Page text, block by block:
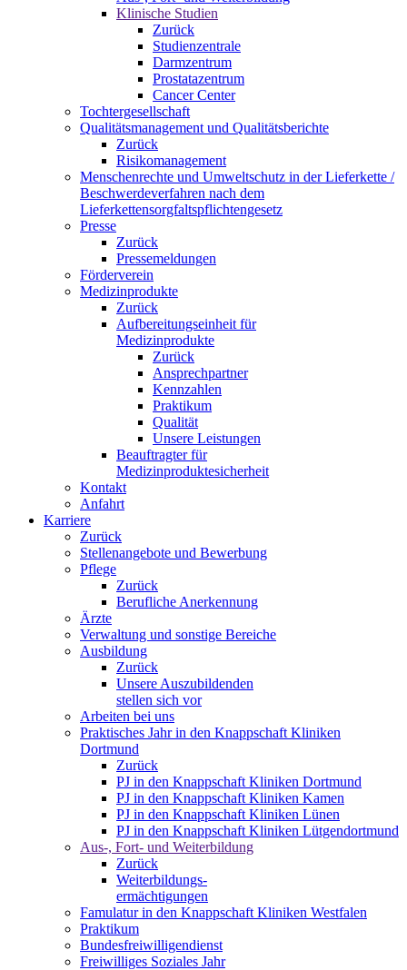
Klinische Studien
Zurück
Studienzentrale
Darmzentrum
Prostatazentrum
Cancer Center
Tochtergesellschaft
Qualitätsmanagement und Qualitätsberichte
Zurück
Risikomanagement
Menschenrechte und Umweltschutz in der Lieferkette /
Beschwerdeverfahren nach dem
Lieferkettensorgfaltspflichtengesetz
Presse
Zurück
Pressemeldungen
Förderverein
Medizinprodukte
Zurück
Aufbereitungseinheit für
Medizinprodukte
Zurück
Ansprechpartner
Kennzahlen
Praktikum
Qualität
Unsere Leistungen
Beauftragter für
Medizinproduktesicherheit
Kontakt
Anfahrt
Karriere
Zurück
Stellenangebote und Bewerbung
Pflege
Zurück
Berufliche Anerkennung
Ärzte
Verwaltung und sonstige Bereiche
Ausbildung
Zurück
Unsere Auszubildenden
stellen sich vor
Arbeiten bei uns
Praktisches Jahr in den Knappschaft Kliniken
Dortmund
Zurück
PJ in den Knappschaft Kliniken Dortmund
PJ in den Knappschaft Kliniken Kamen
PJ in den Knappschaft Kliniken Lünen
PJ in den Knappschaft Kliniken Lütgendortmund
Aus-, Fort- und Weiterbildung
Zurück
Weiterbildungs-
ermächtigungen
Famulatur in den Knappschaft Kliniken Westfalen
Praktikum
Bundesfreiwilligendienst
Freiwilliges Soziales Jahr